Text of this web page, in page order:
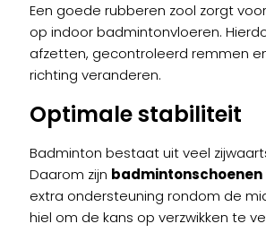
Een goede rubberen zool zorgt
op indoor badmintonvloeren.
afzetten, gecontroleerd remmen
richting veranderen.
Optimale stabiliteit
Badminton bestaat uit veel
Daarom zijn badmintonschoenen
extra ondersteuning rondom de
hiel om de kans op verzwikken te